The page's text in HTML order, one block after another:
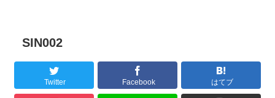
SIN002
Twitter Facebook はてブ